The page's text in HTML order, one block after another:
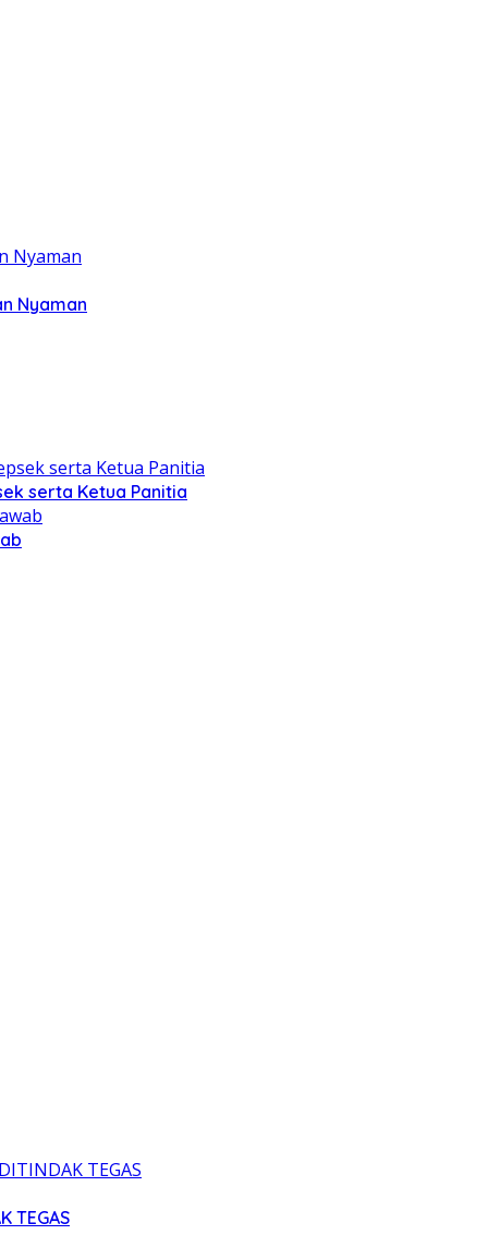
Nyaman
serta Ketua Panitia
TEGAS